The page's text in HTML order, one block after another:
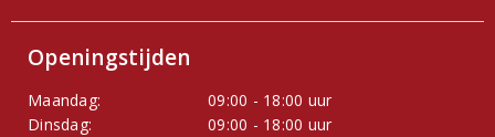
Openingstijden
Maandag:
09:00 - 18:00 uur
Dinsdag:
09:00 - 18:00 uur